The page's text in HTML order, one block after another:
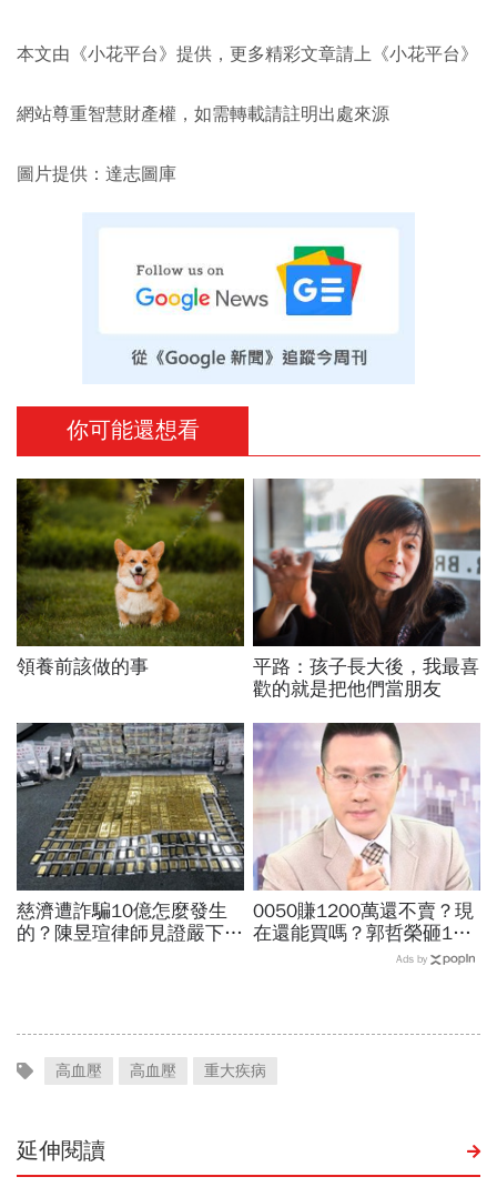
本文由《小花平台》提供，更多精彩文章請上《小花平台》
網站尊重智慧財產權，如需轉載請註明出處來源
圖片提供：達志圖庫
你可能還想看
領養前該做的事
平路：孩子長大後，我最喜
歡的就是把他們當朋友
慈濟遭詐騙10億怎麼發生
的？陳昱瑄律師見證嚴下跪
0050賺1200萬還不賣？現
在還能買嗎？郭哲榮砸1億
狂掃1100張揭出場點位：4
Ads by
高血壓 高血壓 重大疾病
延伸閱讀